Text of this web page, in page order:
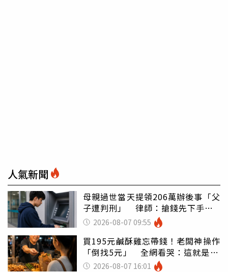
人氣新聞
母親過世當天提領206萬辦後事「父
子遭判刑」 律師：搶錢先下手是
罪 2026-08-07 09:55
買195元鹹酥雞忘帶錢！老闆神操作
「倒找5元」 全網看哭：這就是台
灣 2026-08-07 16:01